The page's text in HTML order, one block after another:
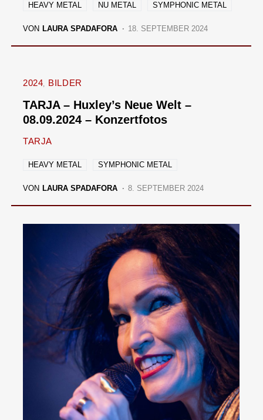
HEAVY METAL NU METAL SYMPHONIC METAL
VON LAURA SPADAFORA 18. SEPTEMBER 2024
2024 BILDER
TARJA – Huxley’s Neue Welt –
08.09.2024 – Konzertfotos
TARJA
HEAVY METAL SYMPHONIC METAL
VON LAURA SPADAFORA 8. SEPTEMBER 2024